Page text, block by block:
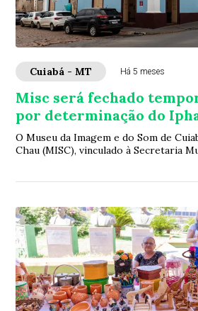
Cuiabá - MT Há 5 meses
Misc será fechado
por determinação do
O Museu da Imagem e do Som de
Chau (MISC), vinculado à Secretaria